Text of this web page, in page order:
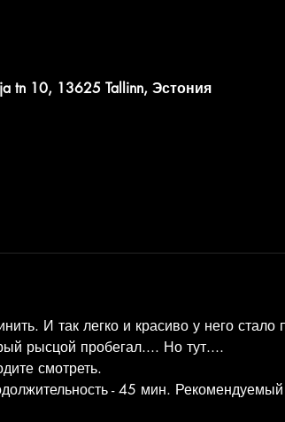
tn 10, 13625 Tallinn, Эстония
И так легко и красиво у него стало
рысцой пробегал.... Но тут....
смотреть.
- 45 мин. Рекомендуемый